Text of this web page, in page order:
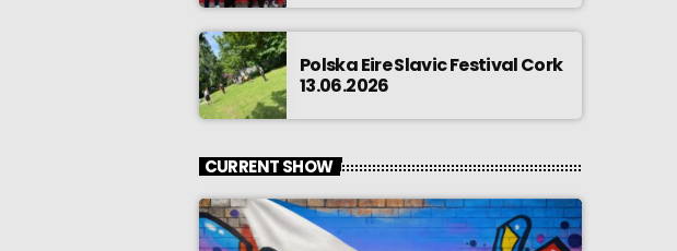
Polska Eire Slavic Festival Cork
13.06.2026
CURRENT SHOW